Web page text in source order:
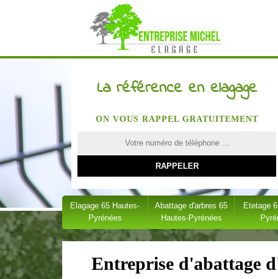
La référence en elagage
ON VOUS RAPPEL GRATUITEMENT
Elagage 65 Hautes-
Pyrénées
Abattage d'arbres 65
Hautes-Pyrénées
Etetage
Entreprise d'abattage